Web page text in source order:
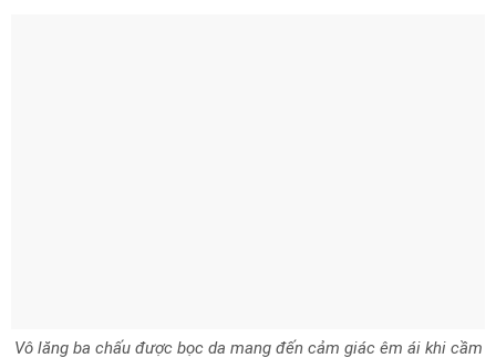
Vô lăng ba chấu được bọc da mang đến cảm giác êm ái khi cầm